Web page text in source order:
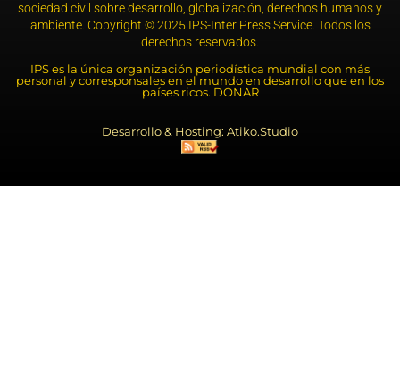
sociedad civil sobre desarrollo, globalización, derechos humanos y
ambiente. Copyright © 2025 IPS-Inter Press Service. Todos los
derechos reservados.
IPS es la única organización periodística mundial con más
personal y corresponsales en el mundo en desarrollo que en los
países ricos. DONAR
Desarrollo & Hosting: Atiko.Studio